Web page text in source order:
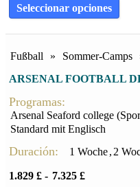
Seleccionar opciones
Fußball » Sommer-Camps
ARSENAL FOOTBALL
Programas:
Arsenal Seaford college
Standard mit Englisch
Duración: 1 Woche , 2
1.829 £ - 7.325 £